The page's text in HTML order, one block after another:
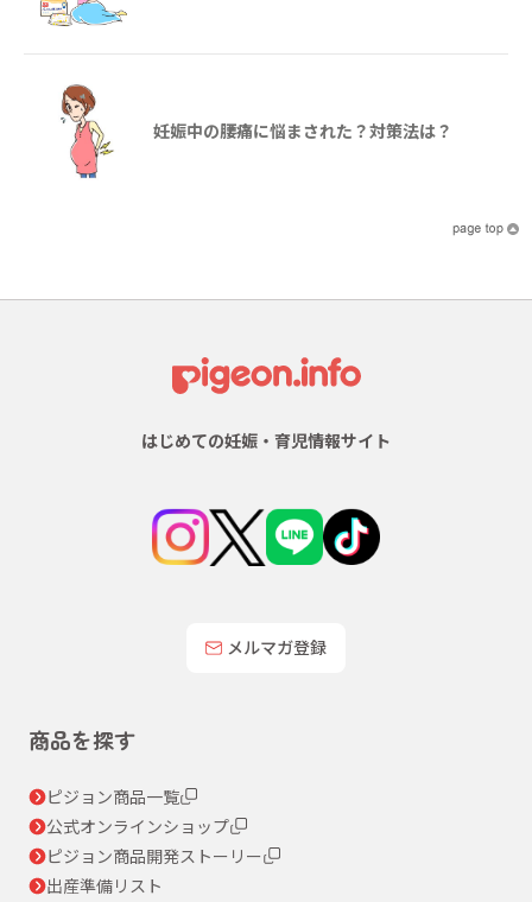
妊娠中の腰痛に悩まされた？対策法は？
はじめての妊娠・育児情報サイト
メルマガ登録
商品を探す
ピジョン商品一覧
公式オンラインショップ
ピジョン商品開発ストーリー
出産準備リスト